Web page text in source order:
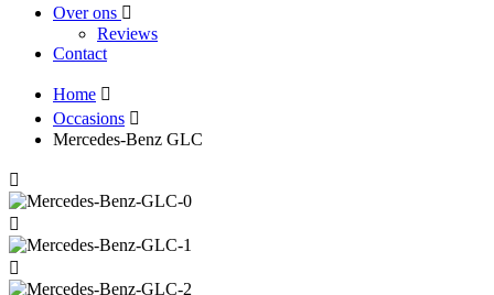
Over ons
Reviews
Contact
Home
Occasions
Mercedes-Benz GLC